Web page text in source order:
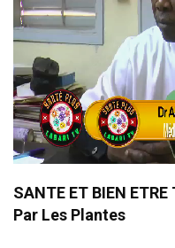
SANTE ET BIEN
Par Les Plantes